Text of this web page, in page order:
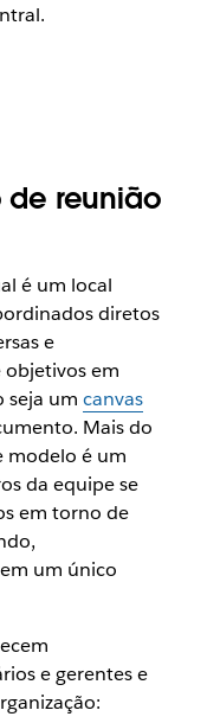
reunião
é um local
diretos
e
em
seja um canvas
Mais do
modelo é um
da equipe se
em torno de
um único
e gerentes e